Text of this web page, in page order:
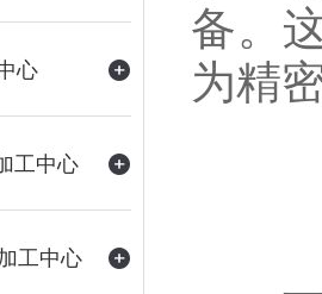
心
工中心
工中心
备。
为精